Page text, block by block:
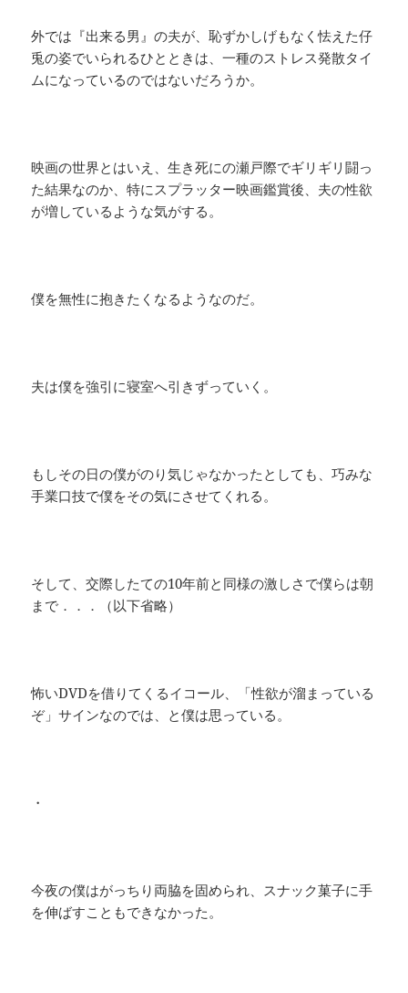
外では『出来る男』の夫が、恥ずかしげもなく怯えた仔
兎の姿でいられるひとときは、一種のストレス発散タイ
ムになっているのではないだろうか。
映画の世界とはいえ、生き死にの瀬戸際でギリギリ闘っ
た結果なのか、特にスプラッター映画鑑賞後、夫の性欲
が増しているような気がする。
僕を無性に抱きたくなるようなのだ。
夫は僕を強引に寝室へ引きずっていく。
もしその日の僕がのり気じゃなかったとしても、巧みな
手業口技で僕をその気にさせてくれる。
そして、交際したての10年前と同様の激しさで僕らは朝
まで．．．（以下省略）
怖いDVDを借りてくるイコール、「性欲が溜まっている
ぞ」サインなのでは、と僕は思っている。
・
今夜の僕はがっちり両脇を固められ、スナック菓子に手
を伸ばすこともできなかった。